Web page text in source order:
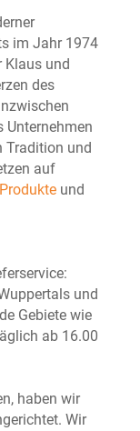
im Jahr 1974
Klaus und
des
Unternehmen
Tradition und
auf
Produkteund
und
Gebiete wie
ab 16.00
haben wir
Wir